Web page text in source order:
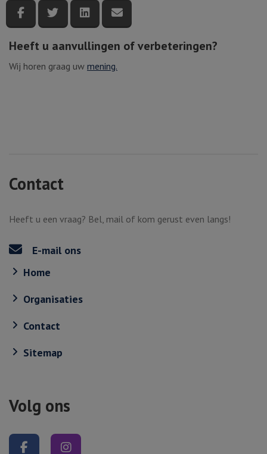
Deel deze pagina via Facebook
Deel deze pagina via Twitter
Deel deze pagina via LinkedIn
Heeft u aanvullingen of verbeteringen?
Wij horen graag uw mening.
Contact
Heeft u een vraag? Bel, mail of kom gerust even langs!
E-mail ons
Home
Organisaties
Contact
Sitemap
Volg ons
Volg ons op Facebook